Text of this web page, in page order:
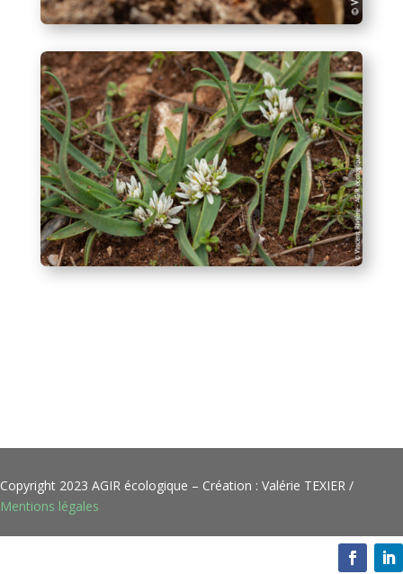
Copyright 2023 AGIR écologique – Création : Valérie TEXIER /
Mentions légales